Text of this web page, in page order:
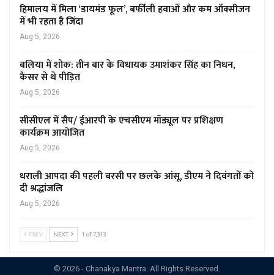
हिमालय में मिला ‘डायमंड फूल’, बर्फीली हवाओं और कम ऑक्सीजन
में भी रहता है जिंदा
Aug 5, 2026
बलिया में शोक: तीन बार के विधायक उमाशंकर सिंह का निधन,
कैंसर से थे पीड़ित
Aug 5, 2026
सीसीएल में सैप/ ईआरपी के एचसीएम मॉड्यूल पर प्रशिक्षण
कार्यक्रम आयोजित
Aug 5, 2026
धराली आपदा की पहली बरसी पर छलके आंसू, डीएम ने दिवंगतों को
दी श्रद्धांजलि
Aug 5, 2026
PREV NEXT 1 of 7,313
© 2026 - Chanakya Mantra. All Rights Reserved.